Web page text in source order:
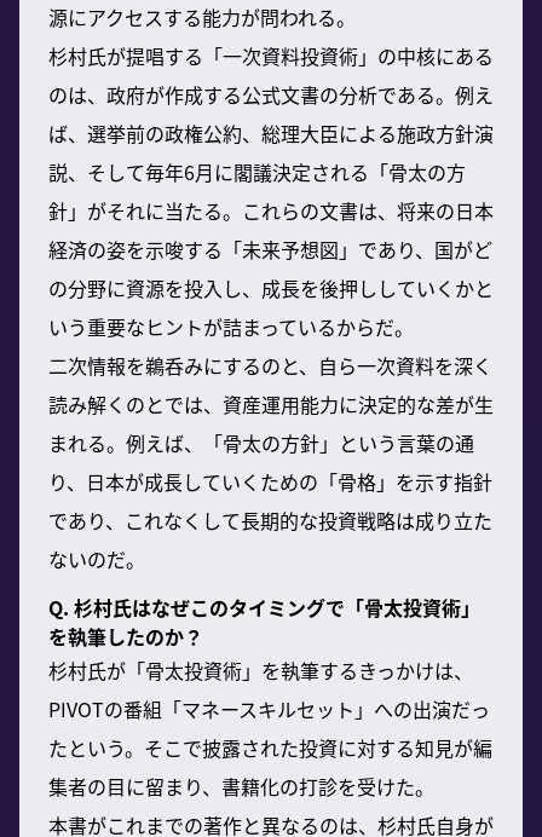
源にアクセスする能力が問われる。
杉村氏が提唱する「一次資料投資術」の中核にある
のは、政府が作成する公式文書の分析である。例え
ば、選挙前の政権公約、総理大臣による施政方針演
説、そして毎年6月に閣議決定される「骨太の方
針」がそれに当たる。これらの文書は、将来の日本
経済の姿を示唆する「未来予想図」であり、国がど
の分野に資源を投入し、成長を後押ししていくかと
いう重要なヒントが詰まっているからだ。
二次情報を鵜呑みにするのと、自ら一次資料を深く
読み解くのとでは、資産運用能力に決定的な差が生
まれる。例えば、「骨太の方針」という言葉の通
り、日本が成長していくための「骨格」を示す指針
であり、これなくして長期的な投資戦略は成り立た
ないのだ。
Q. 杉村氏はなぜこのタイミングで「骨太投資術」
を執筆したのか？
杉村氏が「骨太投資術」を執筆するきっかけは、
PIVOTの番組「マネースキルセット」への出演だっ
たという。そこで披露された投資に対する知見が編
集者の目に留まり、書籍化の打診を受けた。
本書がこれまでの著作と異なるのは、杉村氏自身が